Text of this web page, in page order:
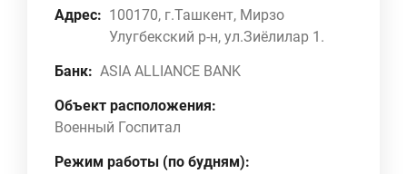
Адрес: 100170, г.Ташкент, Мирзо
Улугбекский р-н, ул.Зиёлилар 1.
Банк: ASIA ALLIANCE BANK
Объект расположения:
Военный Госпитал
Режим работы (по будням):